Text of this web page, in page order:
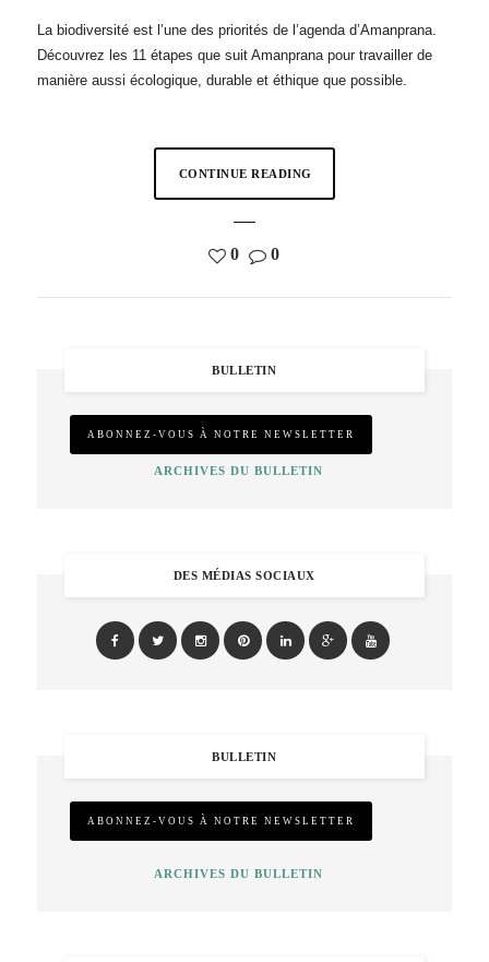
La biodiversité est l’une des priorités de l’agenda d’Amanprana.
Découvrez les 11 étapes que suit Amanprana pour travailler de
manière aussi écologique, durable et éthique que possible.
CONTINUE READING
0 0
BULLETIN
ARCHIVES DU BULLETIN
DES MÉDIAS SOCIAUX
BULLETIN
ARCHIVES DU BULLETIN